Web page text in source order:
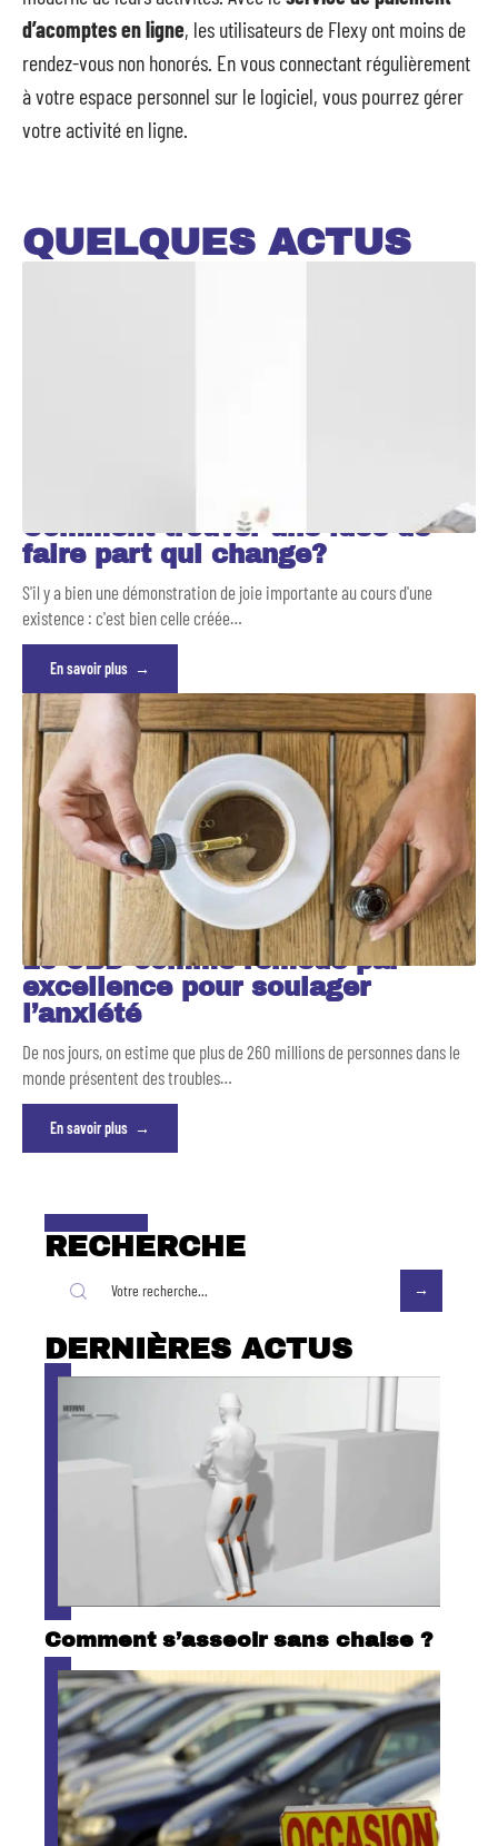
d’acomptes enligne, les utilisateurs de Flexy ont moins de
rendez-vous non honorés. En vous connectant régulièrement
à votre espace personnel sur le logiciel, vous pourrez gérer
votre activité en ligne.
QUELQUES ACTUS
Comment trouver une idée de
faire part qui change?
S'il y a bien une démonstration de joie importante au cours d'une
existence : c'est bien celle créée…
En savoir plus
Le CBD comme remède par
excellence pour soulager
l’anxiété
De nos jours, on estime que plus de 260 millions de personnes dans le
monde présentent des troubles…
En savoir plus
RECHERCHE
DERNIÈRES ACTUS
Comment s’asseoir sans chaise ?